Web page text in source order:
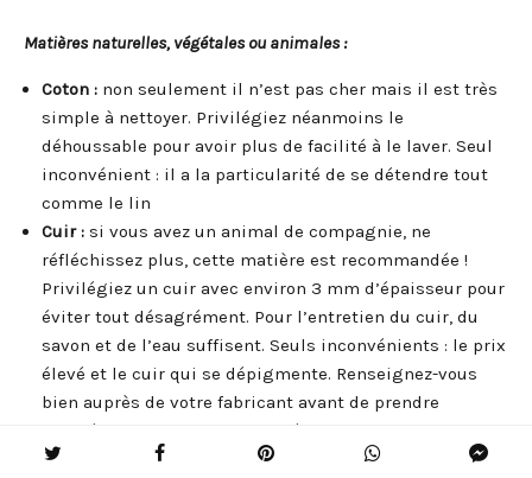
Matières naturelles, végétales ou animales :
Coton : non seulement il n’est pas cher mais il est très
simple à nettoyer. Privilégiez néanmoins le
déhoussable pour avoir plus de facilité à le laver. Seul
inconvénient : il a la particularité de se détendre tout
comme le lin
Cuir : si vous avez un animal de compagnie, ne
réfléchissez plus, cette matière est recommandée !
Privilégiez un cuir avec environ 3 mm d’épaisseur pour
éviter tout désagrément. Pour l’entretien du cuir, du
savon et de l’eau suffisent. Seuls inconvénients : le prix
élevé et le cuir qui se dépigmente. Renseignez-vous
bien auprès de votre fabricant avant de prendre
une décision. Meilleure qualité de cuir : la pleine fleur.
Si vous ne voulez pas mettre le prix dans du vrai cuir,